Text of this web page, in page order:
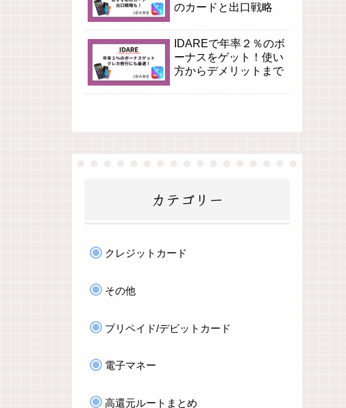
のカードと出口戦略
IDAREで年率２％のボ
ーナスをゲット！使い
方からデメリットまで
カテゴリー
クレジットカード
その他
プリペイド/デビットカード
電子マネー
高還元ルートまとめ